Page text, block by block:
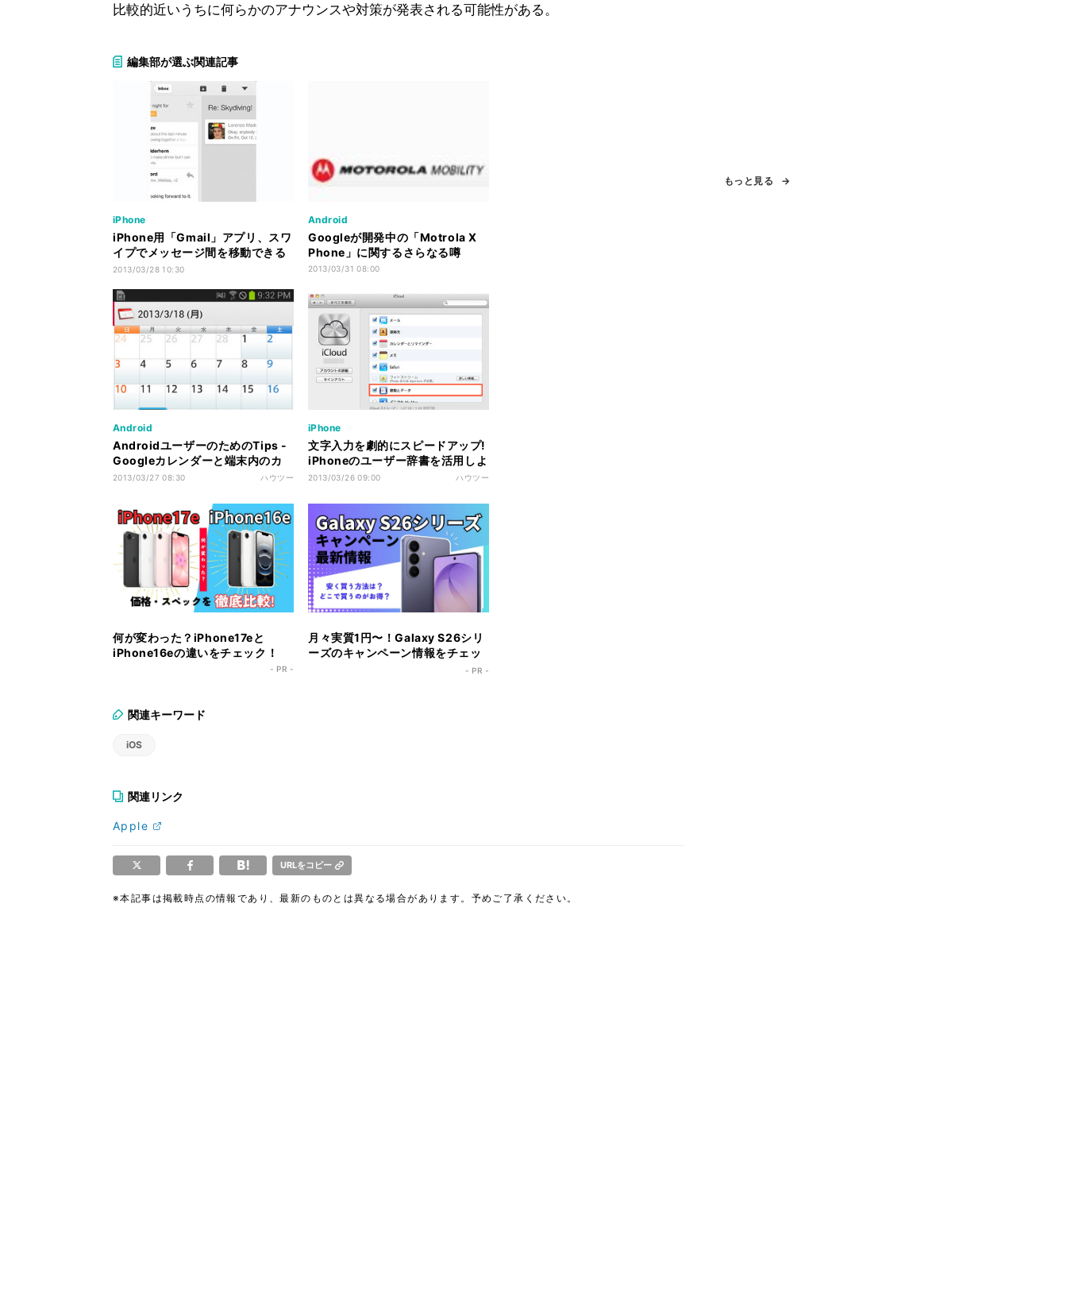
比較的近いうちに何らかのアナウンスや対策が発表される可能性がある。
編集部が選ぶ関連記事
iPhone
iPhone用「Gmail」アプリ、スワ
イプでメッセージ間を移動できる
ように
2013/03/28 10:30
Android
Googleが開発中の「Motrola X
Phone」に関するさらなる噂
2013/03/31 08:00
Android
AndroidユーザーのためのTips -
Googleカレンダーと端末内のカ
レンダーを連携させよう!
2013/03/27 08:30 ハウツー
iPhone
文字入力を劇的にスピードアップ!
iPhoneのユーザー辞書を活用しよ
う - レベル2
2013/03/26 09:00 ハウツー
何が変わった？iPhone17eと
iPhone16eの違いをチェック！
- PR -
月々実質1円〜！Galaxy S26シリ
ーズのキャンペーン情報をチェッ
- PR -
関連キーワード
iOS
関連リンク
Apple
URLをコピー
※本記事は掲載時点の情報であり、最新のものとは異なる場合があります。予めご了承ください。
もっと見る